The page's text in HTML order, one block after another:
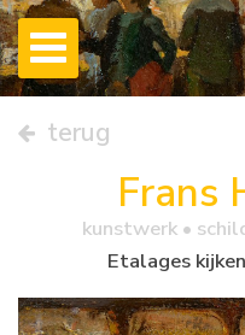
terug
Frans
kunstwerk •
Etalages